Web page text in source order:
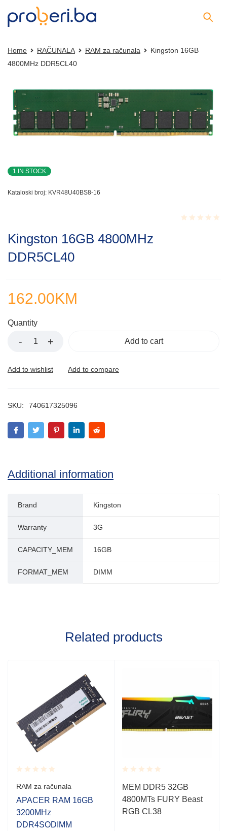
Home RAČUNALA RAM za računala
Kingston 16GB
4800MHz DDR5CL40
1 IN STOCK
Kataloski broj: KVR48U40BS8-16
Kingston 16GB 4800MHz
DDR5CL40
162.00KM
Quantity
Add to cart
SKU: 740617325096
Additional information
Brand Kingston
Warranty 3G
CAPACITY_MEM 16GB
FORMAT_MEM DIMM
Related products
Rated
0.001
out
of
5
RAM za računala
APACER RAM 16GB
3200MHz
DDR4SODIMM
Rated
0.001
out
of
5
MEM DDR5 32GB
4800MTs FURY Beast
RGB CL38